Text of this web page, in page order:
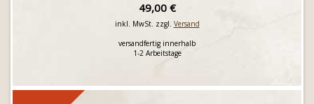
49,00 €
inkl. MwSt. zzgl. Versand
versandfertig innerhalb
1-2 Arbeitstage